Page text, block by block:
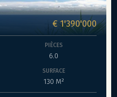
€ 1'390'000
PIÈCES
6.0
SURFACE
130 M²